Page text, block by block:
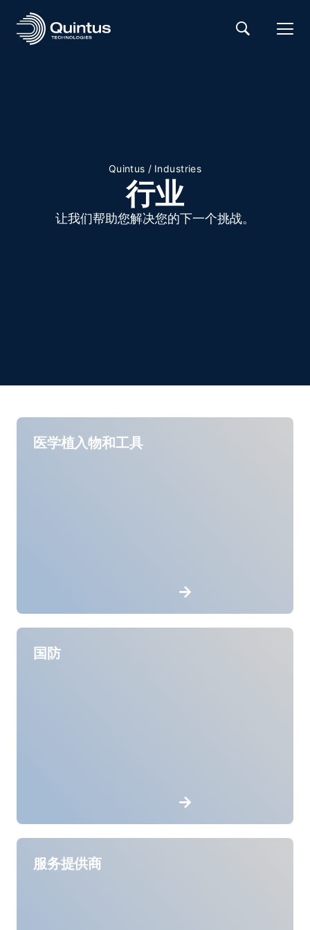
Quintus / Industries
行业
让我们帮助您解决您的下一个挑战。
医学植入物和工具
国防
服务提供商